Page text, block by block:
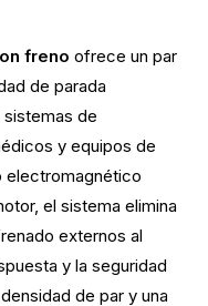
freno ofrece un par
de parada
sistemas de
y equipos de
electromagnético
el sistema elimina
externos al
y la seguridad
de par y una